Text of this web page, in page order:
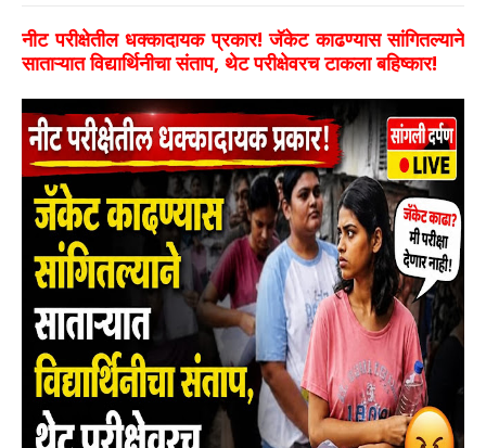
नीट परीक्षेतील धक्कादायक प्रकार! जॅकेट काढण्यास सांगितल्याने
साताऱ्यात विद्यार्थिनीचा संताप, थेट परीक्षेवरच टाकला बहिष्कार!